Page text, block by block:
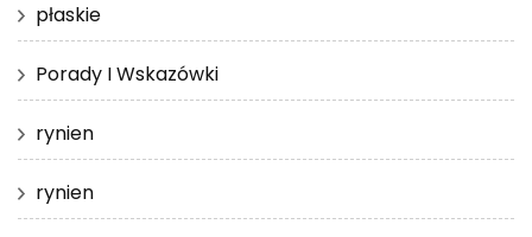
płaskie
Porady I Wskazówki
rynien
rynien